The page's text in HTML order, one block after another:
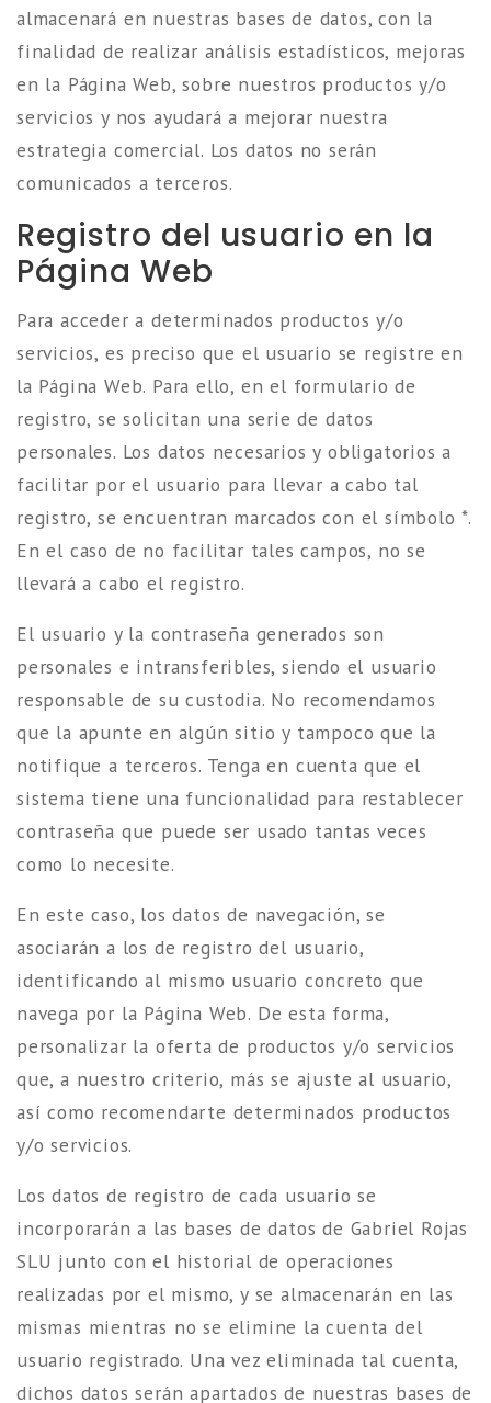
almacenará en nuestras bases de datos, con la
finalidad de realizar análisis estadísticos, mejoras
en la Página Web, sobre nuestros productos y/o
servicios y nos ayudará a mejorar nuestra
estrategia comercial. Los datos no serán
comunicados a terceros.
Registro del usuario en la
Página Web
Para acceder a determinados productos y/o
servicios, es preciso que el usuario se registre en
la Página Web. Para ello, en el formulario de
registro, se solicitan una serie de datos
personales. Los datos necesarios y obligatorios a
facilitar por el usuario para llevar a cabo tal
registro, se encuentran marcados con el símbolo *.
En el caso de no facilitar tales campos, no se
llevará a cabo el registro.
El usuario y la contraseña generados son
personales e intransferibles, siendo el usuario
responsable de su custodia. No recomendamos
que la apunte en algún sitio y tampoco que la
notifique a terceros. Tenga en cuenta que el
sistema tiene una funcionalidad para restablecer
contraseña que puede ser usado tantas veces
como lo necesite.
En este caso, los datos de navegación, se
asociarán a los de registro del usuario,
identificando al mismo usuario concreto que
navega por la Página Web. De esta forma,
personalizar la oferta de productos y/o servicios
que, a nuestro criterio, más se ajuste al usuario,
así como recomendarte determinados productos
y/o servicios.
Los datos de registro de cada usuario se
incorporarán a las bases de datos de Gabriel Rojas
SLU junto con el historial de operaciones
realizadas por el mismo, y se almacenarán en las
mismas mientras no se elimine la cuenta del
usuario registrado. Una vez eliminada tal cuenta,
dichos datos serán apartados de nuestras bases de